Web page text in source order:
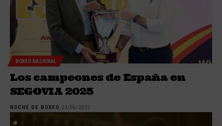
BOXEO NACIONAL
Los campeones de España en
SEGOVIA 2025
NOCHE DE BOXEO 23/06/2025